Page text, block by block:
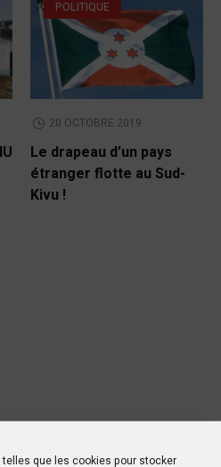
que les cookies pour stocker
POLITIQUE
20 OCTOBRE 2019
Le drapeau d’un pays
étranger flotte au Sud-
Kivu !